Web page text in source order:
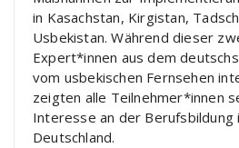
in Kasachstan, Kirgistan,
Usbekistan. Während dieser
Expert*innen aus dem
vom usbekischen Fernsehen
zeigten alle Teilnehmer*innen
Interesse an der Berufsbildung
Deutschland.